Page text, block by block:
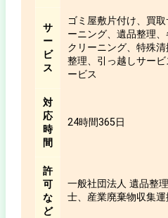
サ
ー
ビ
ス
ゴミ屋敷片付け、買
ーニング、遺品整理
クリーニング、特殊
整理、引っ越しサー
ービス
対
応
時
間
24時間365日
許
可
な
ど
一般社団法人 遺品整
士、産業廃棄物収集